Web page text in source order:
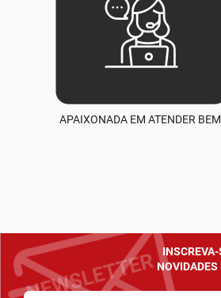
APAIXONADA EM ATENDER
NOVIDADES